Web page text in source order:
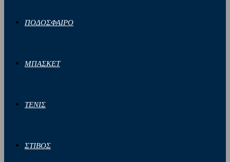
ΠΟΔΟΣΦΑΙΡΟ
ΜΠΑΣΚΕΤ
ΤΕΝΙΣ
ΣΤΙΒΟΣ